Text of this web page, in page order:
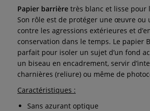
Papier barrière très blanc et lisse pour
Son rôle est de protéger une œuvre ou
contre les agressions extérieures et
conservation dans le temps. Le papier
parfait pour isoler un sujet d’un fond
un biseau en encadrement, servir
charnières (reliure) ou même de
Caractéristiques :
Sans azurant optique